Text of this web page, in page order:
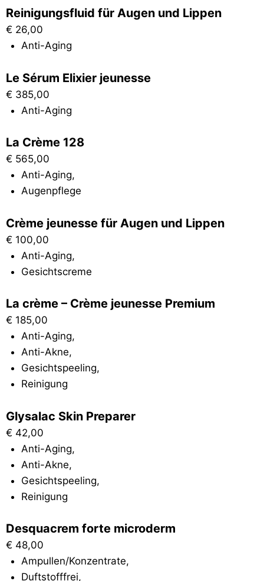
Reinigungsfluid für Augen und Lippen
€ 26,00
Anti-Aging
Le Sérum Elixier jeunesse
€ 385,00
Anti-Aging
La Crème 128
€ 565,00
Anti-Aging,
Augenpflege
Crème jeunesse für Augen und Lippen
€ 100,00
Anti-Aging,
Gesichtscreme
La crème – Crème jeunesse Premium
€ 185,00
Anti-Aging,
Anti-Akne,
Gesichtspeeling,
Reinigung
Glysalac Skin Preparer
€ 42,00
Anti-Aging,
Anti-Akne,
Gesichtspeeling,
Reinigung
Desquacrem forte microderm
€ 48,00
Ampullen/Konzentrate,
Duftstofffrei,